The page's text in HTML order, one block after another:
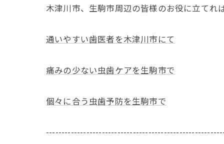
木津川市、生駒市周辺の皆様のお役に立てれ
通いやすい歯医者を木津川市にて
痛みの少ない虫歯ケアを生駒市で
個々に合う虫歯予防を生駒市で